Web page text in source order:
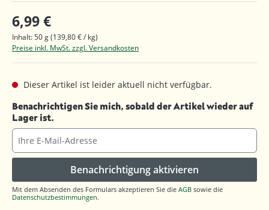
6,99 €
Inhalt:50 g(139,80 € / kg)
Preise inkl. MwSt. zzgl. Versandkosten
Dieser Artikel ist leider aktuell nicht verfügbar.
Benachrichtigen Sie mich, sobald der Artikel wieder auf
Lager ist.
Ihre E-Mail-Adresse
Benachrichtigung aktivieren
Mit dem Absenden des Formulars akzeptieren Sie die AGB sowie die
Datenschutzbestimmungen.